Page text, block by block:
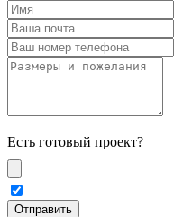
Есть готовый проект?